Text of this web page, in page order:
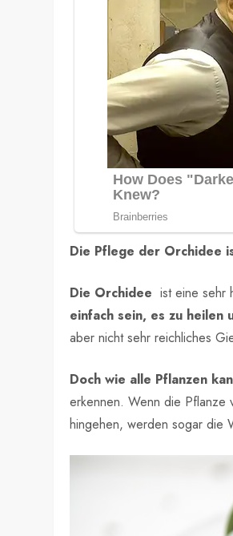
Die Pflege der Orchidee
Die Orchidee ist eine sehr
einfach sein, es zu heilen
aber nicht sehr reichliches
Doch wie alle Pflanzen
erkennen. Wenn die Pflanze
hingehen, werden sogar die